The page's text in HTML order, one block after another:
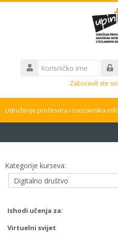
Korisničko
ime
Zaboravili ste
Udruženje profesora i nastavnika
Pretraži
Kategorije kurseva:
Ishodi učenja za:
Virtuelni svijet